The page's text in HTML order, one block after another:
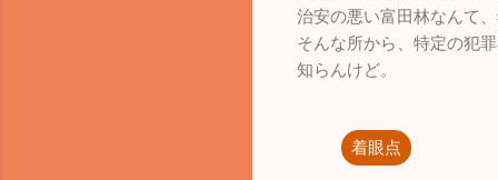
治安の悪い富田林なんて
そんな所から、特定の犯
知らんけど。
着眼点